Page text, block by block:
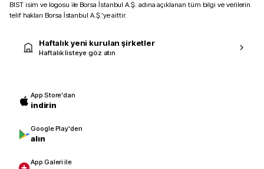
BIST isim ve logosu ile Borsa İstanbul A.Ş. adına açıklanan tüm bilgi ve verilerin
telif hakları Borsa İstanbul A.Ş.’ye aittir.
Haftalık yeni kurulan şirketler
Haftalık listeye göz atın
App Store'dan
indirin
Google Play'den
alın
App Galeri ile